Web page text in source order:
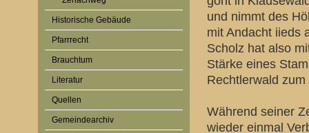
Historische Gebäude
Pfarrrecht
Brauchtum
Literatur
Quellen
Gemeindearchiv
und nimmt des
mit Andacht iieds
Scholz hat also
Stärke eines
Rechtlerwald
Während seiner
wieder einmal